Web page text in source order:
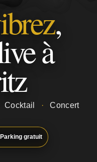
,
à
Cocktail · Concert
Parking gratuit